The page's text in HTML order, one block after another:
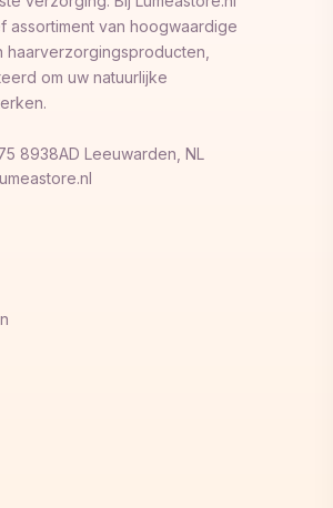
assortiment van hoogwaardige
om uw natuurlijke
8938AD Leeuwarden, NL